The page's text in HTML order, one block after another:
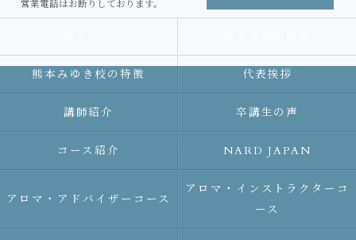
営業電話はお断りしております。
熊本みゆき校の特徴 代表挨拶
講師紹介 卒講生の声
コース紹介 NARD JAPAN
アロマ・アドバイザーコース
アロマ・インストラクターコ
ース